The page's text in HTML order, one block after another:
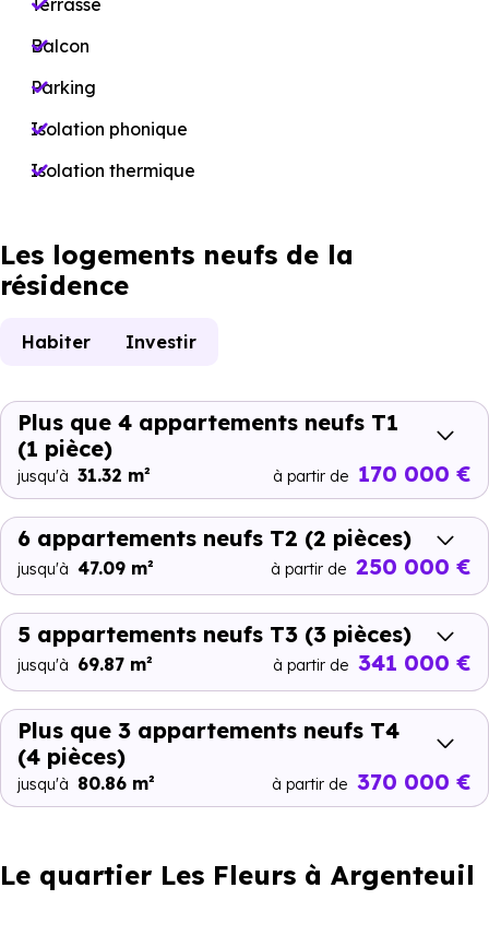
Terrasse
Balcon
Parking
Isolation phonique
Isolation thermique
Les logements neufs de la
résidence
Habiter Investir
Plus que 4 appartements neufs T1
(1 pièce)
jusqu'à 31.32 m² à partir de 170 000 €
6 appartements neufs T2 (2 pièces)
jusqu'à 47.09 m² à partir de 250 000 €
5 appartements neufs T3 (3 pièces)
jusqu'à 69.87 m² à partir de 341 000 €
Plus que 3 appartements neufs T4
(4 pièces)
jusqu'à 80.86 m² à partir de 370 000 €
Le quartier Les Fleurs à Argenteuil